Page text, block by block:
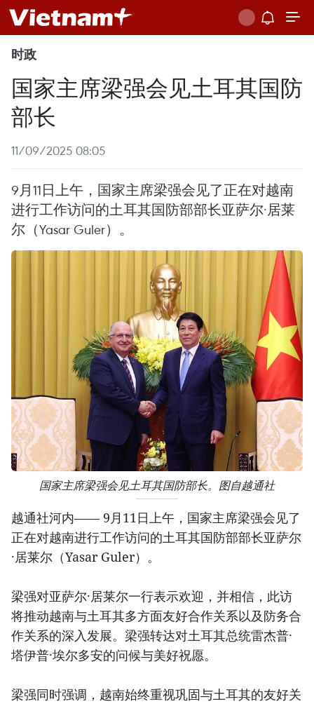
时政
国家主席梁强会见土耳其国防
部长
11/09/2025 08:05
9月11日上午，国家主席梁强会见了正在对越南
进行工作访问的土耳其国防部部长亚萨尔·居莱
尔（Yasar Guler）。
国家主席梁强会见土耳其国防部长。图自越通社
越通社河内—— 9月11日上午，国家主席梁强会见了
正在对越南进行工作访问的土耳其国防部部长亚萨尔
·居莱尔（Yasar Guler）。
梁强对亚萨尔·居莱尔一行表示欢迎，并相信，此访
将推动越南与土耳其多方面友好合作关系以及防务合
作关系的深入发展。梁强转达对土耳其总统雷杰普·
塔伊普·埃尔多安的问候与美好祝愿。
梁强同时强调，越南始终重视巩固与土耳其的友好关